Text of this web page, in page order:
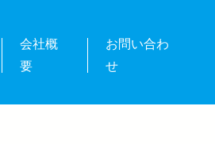
会社概
要
お問い合わ
せ